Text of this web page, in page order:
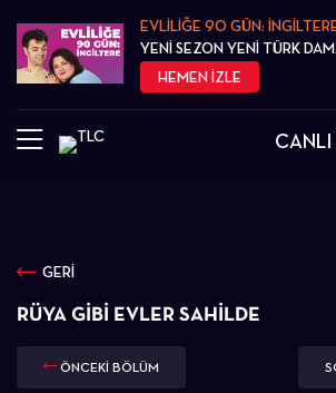
EVLİLİĞE 90 GÜN:
YENİ SEZON YENİ TÜRK
HEMEN İZLE
CANLI
GERİ
RÜYA GIBI EVLER SAHILDE
ÖNCEKİ BÖLÜM